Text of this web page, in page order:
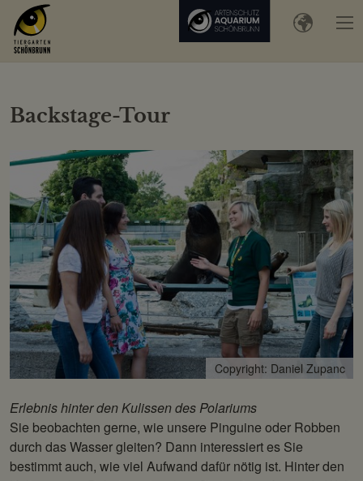
Backstage-Tour
Copyright: Daniel Zupanc
Erlebnis hinter den Kulissen des Polariums
Sie beobachten gerne, wie unsere Pinguine oder Robben
durch das Wasser gleiten? Dann interessiert es Sie
bestimmt auch, wie viel Aufwand dafür nötig ist. Hinter den